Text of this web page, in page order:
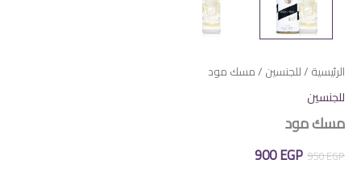
الرئيسية /للجنسين / مسك مود
للجنسين
مسك مود
950EGP
السعر
900EGP
السعر